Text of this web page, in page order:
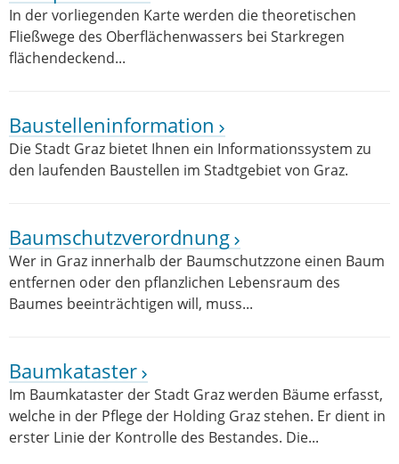
In der vorliegenden Karte werden die theoretischen
Fließwege des Oberflächenwassers bei Starkregen
flächendeckend...
Baustelleninformation
Die Stadt Graz bietet Ihnen ein Informationssystem zu
den laufenden Baustellen im Stadtgebiet von Graz.
Baumschutzverordnung
Wer in Graz innerhalb der Baumschutzzone einen Baum
entfernen oder den pflanzlichen Lebensraum des
Baumes beeinträchtigen will, muss...
Baumkataster
Im Baumkataster der Stadt Graz werden Bäume erfasst,
welche in der Pflege der Holding Graz stehen. Er dient in
erster Linie der Kontrolle des Bestandes. Die...